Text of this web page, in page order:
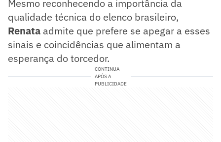
Mesmo reconhecendo a importância da
qualidade técnica do elenco brasileiro,
Renata admite que prefere se apegar a esses
sinais e coincidências que alimentam a
esperança do torcedor.
CONTINUA
APÓS A
PUBLICIDADE